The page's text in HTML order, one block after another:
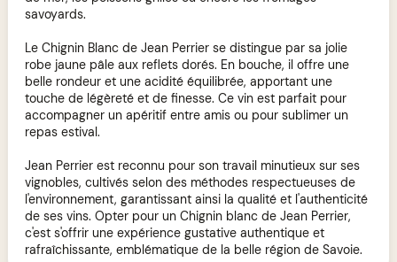
savoyards.
Le Chignin Blanc de Jean Perrier se distingue par sa jolie
robe jaune pâle aux reflets dorés. En bouche, il offre une
belle rondeur et une acidité équilibrée, apportant une
touche de légèreté et de finesse. Ce vin est parfait pour
accompagner un apéritif entre amis ou pour sublimer un
repas estival.
Jean Perrier est reconnu pour son travail minutieux sur ses
vignobles, cultivés selon des méthodes respectueuses de
l'environnement, garantissant ainsi la qualité et l'authenticité
de ses vins. Opter pour un Chignin blanc de Jean Perrier,
c'est s'offrir une expérience gustative authentique et
rafraîchissante, emblématique de la belle région de Savoie.